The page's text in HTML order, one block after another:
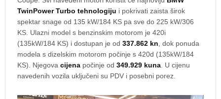
TwinPower Turbo tehnologiju i pokrivati zaista širok
spektar snage od 135 kW/184 KS pa sve do 225 kW/306
KS. Ulazni model s benzinskim motorom je 420i
(135kW/184 KS) i dostupan je od 337.862 kn , dok ponuda
modela s dizelskim motorom počinje s 420d (135kW/184
KS). Njegova cijena počinje od 349.929 kuna . U cijenu
navedenih vozila uključeni su PDV i posebni porez.